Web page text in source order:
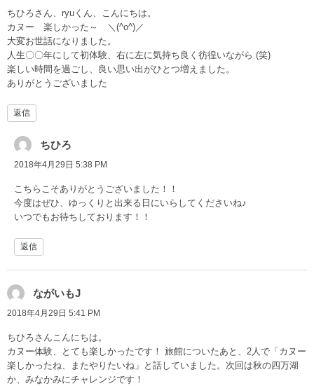
ちひろさん、ryuくん、こんにちは。
カヌー 楽しかった～ ＼(^o^)／
大変お世話になりました。
人生〇〇年にして初体験、右に左に気持ち良く彷徨いながら (笑)
楽しい時間を過ごし、良い思い出がひとつ増えました。
ありがとうございました
返信
ちひろ
2018年4月29日 5:38 PM
こちらこそありがとうございました！！
今度はぜひ、ゆっくりと出来る日にいらしてくださいね♪
いつでもお待ちしております！！
返信
ながいもJ
2018年4月29日 5:41 PM
ちひろさんこんにちは。
カヌー体験、とても楽しかったです！ 旅館についたあと、2人で「カヌー
楽しかったね、またやりたいね」と話していました。次回は秋の四万湖
か、みなかみにチャレンジです！